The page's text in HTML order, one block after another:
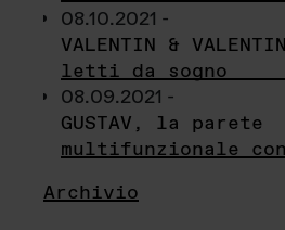
08.10.2021 -
VALENTIN &
letti da sogno
08.09.2021 -
GUSTAV, la parete
multifunzionale
Archivio